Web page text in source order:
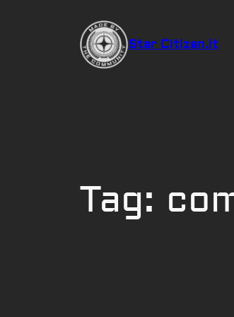
Star Citizen.it
Tag: